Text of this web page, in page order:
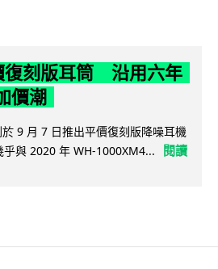
復刻版耳筒 沿用六年
價潮
9 月 7 日推出平價復刻版降噪耳機
與 2020 年 WH-1000XM4...
閱讀